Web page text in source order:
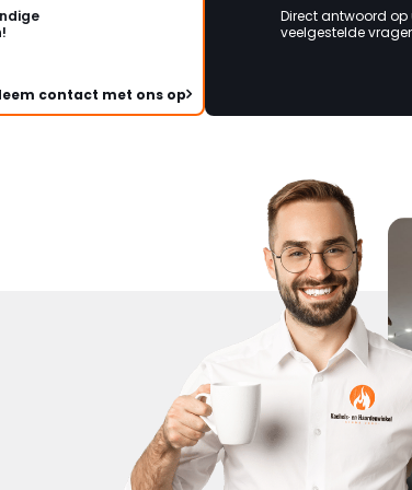
contact met ons op
Direct antwoord op
veelgestelde